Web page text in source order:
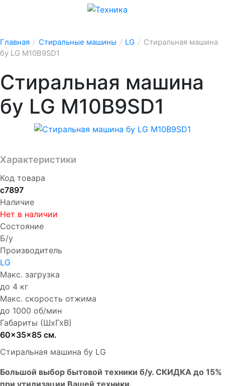
Главная / Стиральные машины / LG / Стиральная машина
бу LG M10B9SD1
Стиральная машина
бу LG M10B9SD1
Характеристики
Код товара
с7897
Наличие
Нет в наличии
Состояние
Б/у
Производитель
LG
Макс. загрузка
до 4 кг
Макс. скорость отжима
до 1000 об/мин
Габариты (ШхГхВ)
60x35x85 см.
Стиральная машина бу LG
Бoльшой выбоp бытовой техники б/у. СКИДКА до 15%